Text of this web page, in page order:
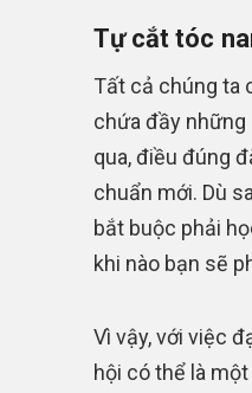
Tự cắt tóc
Tất cả chúng ta
chứa đầy những
qua, điều đúng
chuẩn mới. Dù
bắt buộc phải
khi nào bạn sẽ
Vì vậy, với việc
hội có thể là